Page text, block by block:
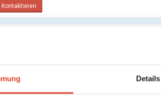
Details
Kontaktieren